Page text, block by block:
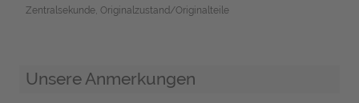
Zentralsekunde, Originalzustand/Originalteile
Unsere Anmerkungen